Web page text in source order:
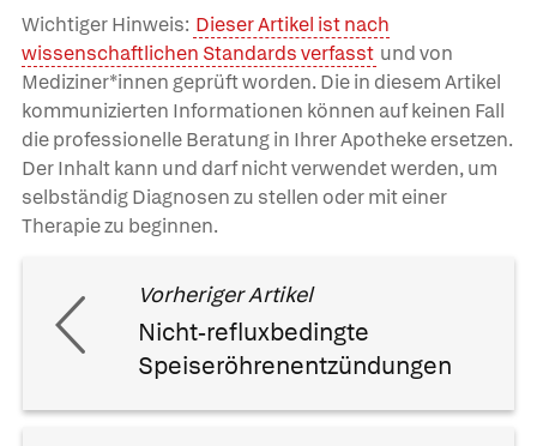
Wichtiger Hinweis: Dieser Artikel ist nach
wissenschaftlichen Standards verfasst und von
Mediziner*innen geprüft worden. Die in diesem Artikel
kommunizierten Informationen können auf keinen Fall
die professionelle Beratung in Ihrer Apotheke ersetzen.
Der Inhalt kann und darf nicht verwendet werden, um
selbständig Diagnosen zu stellen oder mit einer
Therapie zu beginnen.
Vorheriger Artikel
Nicht-refluxbedingte
Speiseröhrenentzündungen